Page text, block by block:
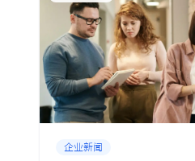
企业新闻